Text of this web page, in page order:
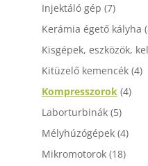
Injektáló gép (7)
Kerámia égető kályha
Kisgépek, eszközök,
Kitüzelő kemencék (4)
Kompresszorok (4)
Laborturbinák (5)
Mélyhúzógépek (4)
Mikromotorok (18)